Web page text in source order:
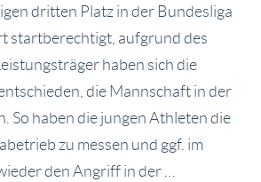
dritten Platz in der Bundesliga
startberechtigt, aufgrund des
haben sich die
die Mannschaft in der
So haben die jungen Athleten die
zu messen und ggf. im
den Angriff in der …